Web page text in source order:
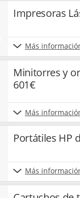
Impresoras
Más
Minitorres y
601€
Más
Portátiles HP
Más